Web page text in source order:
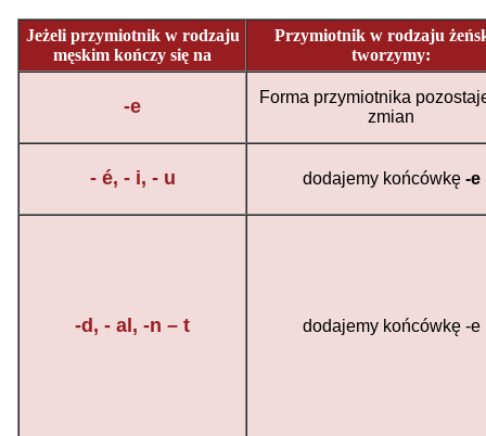
Jeżeli przymiotnik w rodzaju
męskim kończy się na
Przymiotnik w rodzaju
tworzymy:
-e
Forma przymiotnika
zmian
- é, - i, - u dodajemy końcówkę -e
-d, - al, -n – t dodajemy końcówkę -e